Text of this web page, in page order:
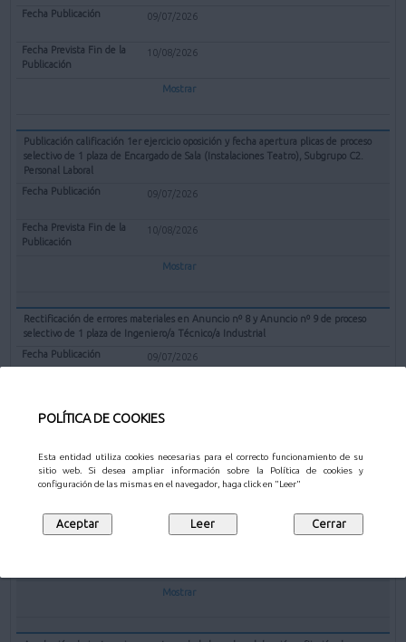
POLÍTICA DE COOKIES
Esta entidad utiliza cookies necesarias para el correcto funcionamiento de su
sitio web. Si desea ampliar información sobre la Política de cookies y
configuración de las mismas en el navegador, haga click en "Leer"
09/07/2026
10/08/2026
Mostrar
Publicación calificación 1er ejercicio oposición y fecha apertura plicas de proceso
selectivo de 1 plaza de Encargado de Sala (Instalaciones Teatro), Subgrupo C2.
Personal Laboral
09/07/2026
10/08/2026
Mostrar
Rectificación de errores materiales en Anuncio nº 8 y Anuncio nº 9 de proceso
selectivo de 1 plaza de Ingeniero/a Técnico/a Industrial
09/07/2026
Valoración méritos y propuesta declarar desierto el concurso Técnico de gestión
09/07/2026
Mostrar